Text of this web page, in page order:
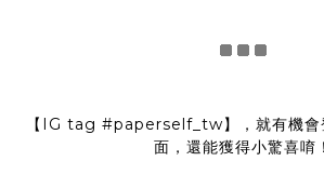
【IG tag #paperself_tw】，就有機
面，還能獲得小驚喜唷！